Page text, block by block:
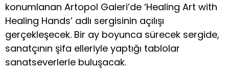
konumlanan Artopol Galeri’de ‘Healing Art with
Healing Hands’ adlı sergisinin açılışı
gerçekleşecek. Bir ay boyunca sürecek sergide,
sanatçının şifa elleriyle yaptığı tablolar
sanatseverlerle buluşacak.